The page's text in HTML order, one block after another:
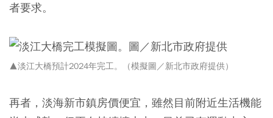
者要求。
▲淡江大橋預計2024年完工。（模擬圖／新北市政府提供）
再者，淡海新市鎮房價便宜，雖然目前附近生活機能